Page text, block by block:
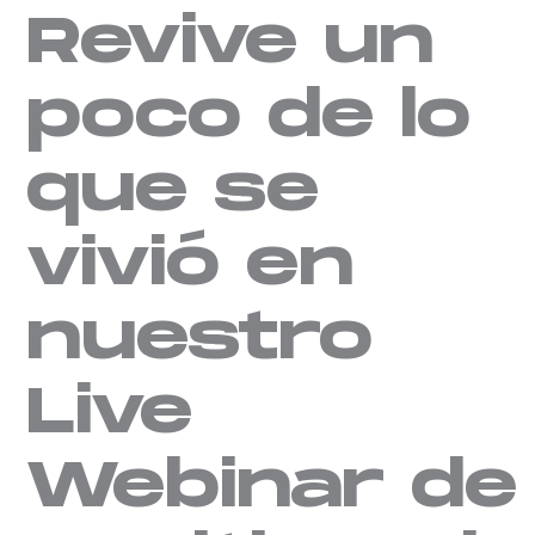
Revive un
poco de lo
que se
vivió en
nuestro
Live
Webinar de